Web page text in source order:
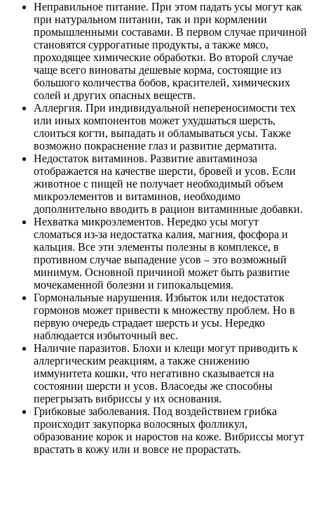
Неправильное питание. При этом падать усы могут как
при натуральном питании, так и при кормлении
промышленными составами. В первом случае причиной
становятся суррогатные продукты, а также мясо,
проходящее химические обработки. Во второй случае
чаще всего виноваты дешевые корма, состоящие из
большого количества бобов, красителей, химических
солей и других опасных веществ.
Аллергия. При индивидуальной непереносимости тех
или иных компонентов может ухудшаться шерсть,
слоиться когти, выпадать и обламываться усы. Также
возможно покраснение глаз и развитие дерматита.
Недостаток витаминов. Развитие авитаминоза
отображается на качестве шерсти, бровей и усов. Если
животное с пищей не получает необходимый объем
микроэлементов и витаминов, необходимо
дополнительно вводить в рацион витаминные добавки.
Нехватка микроэлементов. Нередко усы могут
сломаться из-за недостатка калия, магния, фосфора и
кальция. Все эти элементы полезны в комплексе, в
противном случае выпадение усов – это возможный
минимум. Основной причиной может быть развитие
мочекаменной болезни и гипокальцемия.
Гормональные нарушения. Избыток или недостаток
гормонов может привести к множеству проблем. Но в
первую очередь страдает шерсть и усы. Нередко
наблюдается избыточный вес.
Наличие паразитов. Блохи и клещи могут приводить к
аллергическим реакциям, а также снижению
иммунитета кошки, что негативно сказывается на
состоянии шерсти и усов. Власоеды же способны
перегрызать вибриссы у их основания.
Грибковые заболевания. Под воздействием грибка
происходит закупорка волосяных фолликул,
образование корок и наростов на коже. Вибриссы могут
врастать в кожу или и вовсе не прорастать.